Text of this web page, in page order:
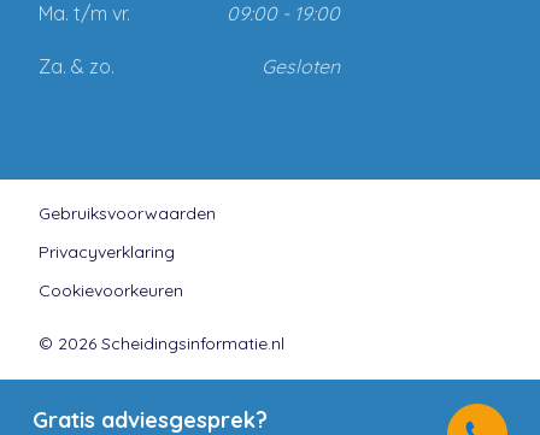
Ma. t/m vr. 09:00 - 19:00
Za. & zo. Gesloten
© 2026 Scheidingsinformatie.nl
Gebruiksvoorwaarden
Privacyverklaring
Cookievoorkeuren
Gratis adviesgesprek?